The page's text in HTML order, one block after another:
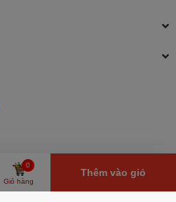
0
Giỏ hàng
Thêm vào giỏ